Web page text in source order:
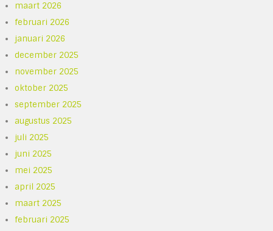
maart 2026
februari 2026
januari 2026
december 2025
november 2025
oktober 2025
september 2025
augustus 2025
juli 2025
juni 2025
mei 2025
april 2025
maart 2025
februari 2025